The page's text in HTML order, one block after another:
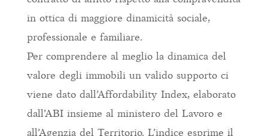
in ottica di maggiore dinamicità sociale,
professionale e familiare.
Per comprendere al meglio la dinamica del
valore degli immobili un valido supporto ci
viene dato dall’Affordability Index, elaborato
dall’ABI insieme al ministero del Lavoro e
all’Agenzia del Territorio. L’indice esprime il